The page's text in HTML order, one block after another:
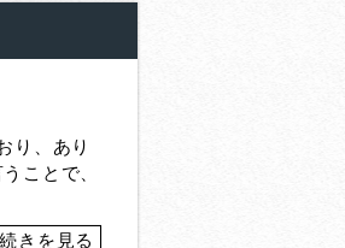
り、あり
ことで、
続きを見る